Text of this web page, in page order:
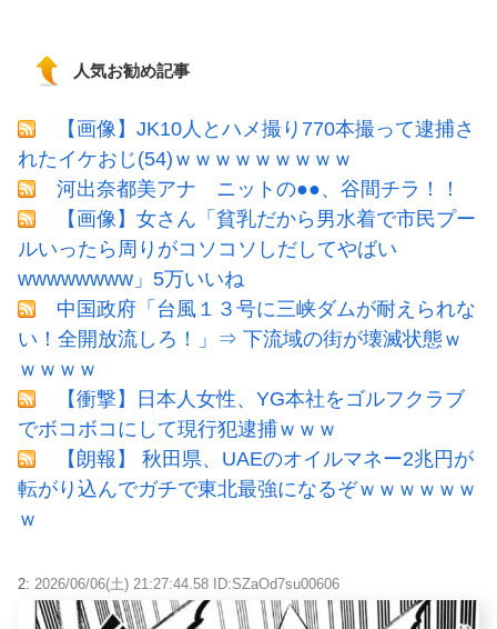
人気お勧め記事
【画像】JK10人とハメ撮り770本撮って逮捕さ
れたイケおじ(54)ｗｗｗｗｗｗｗｗｗ
河出奈都美アナ ニットの●●、谷間チラ！！
【画像】女さん「貧乳だから男水着で市民プー
ルいったら周りがコソコソしだしてやばい
wwwwwwww」5万いいね
中国政府「台風１３号に三峡ダムが耐えられな
い！全開放流しろ！」⇒ 下流域の街が壊滅状態ｗ
ｗｗｗｗ
【衝撃】日本人女性、YG本社をゴルフクラブ
でボコボコにして現行犯逮捕ｗｗｗ
【朗報】 秋田県、UAEのオイルマネー2兆円が
転がり込んでガチで東北最強になるぞｗｗｗｗｗｗ
ｗ
2: 2026/06/06(土) 21:27:44.58 ID:SZaOd7su00606